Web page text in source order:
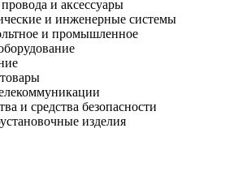
и аксессуары
и инженерные системы
и промышленное
и средства безопасности
изделия